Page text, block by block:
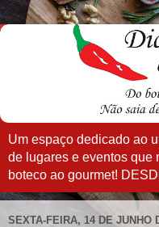
Um espaço dedicado ao
de lugares e eventos que
boteco ao gourmet!
SEXTA-FEIRA, 14 DE JUNHO